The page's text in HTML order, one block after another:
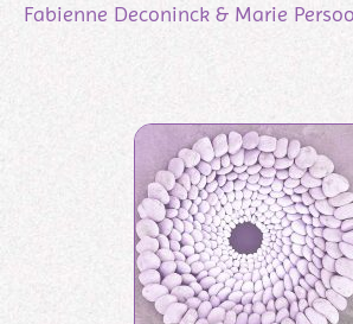
Fabienne Deconinck & Marie